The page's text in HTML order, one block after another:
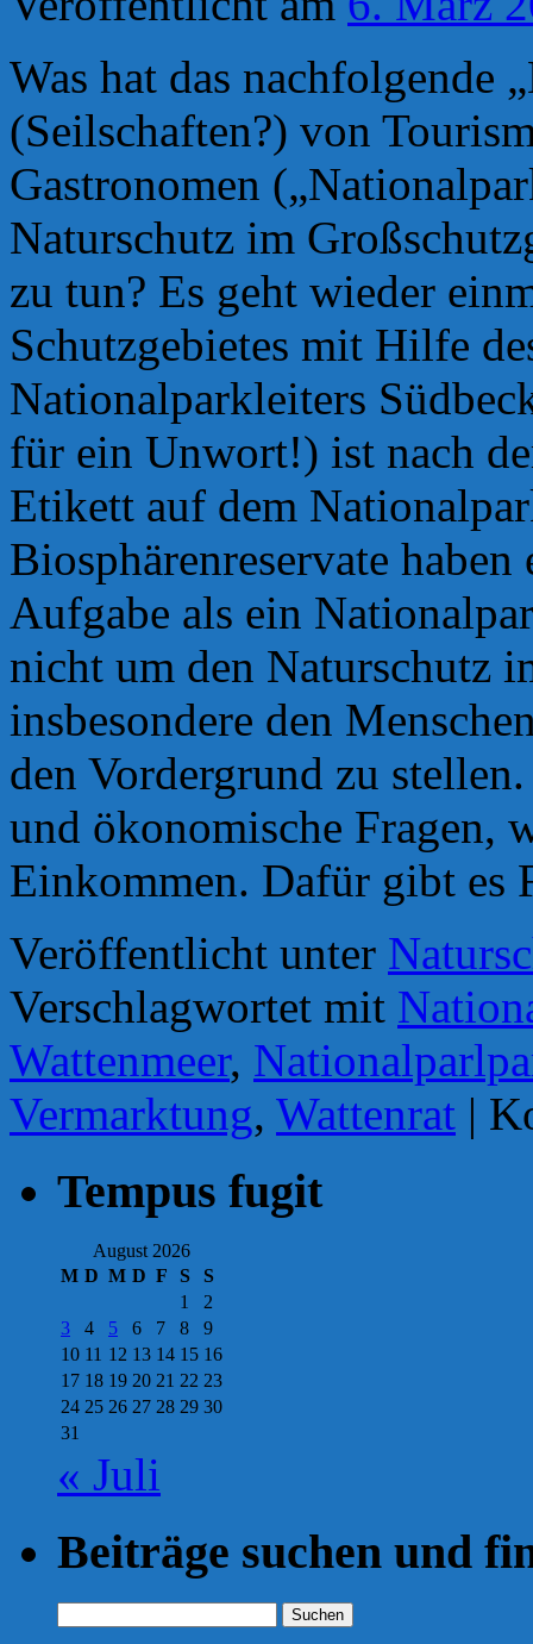
Was hat das nachfolgende
(Seilschaften?) von
Gastronomen
Naturschutz im
zu tun? Es geht wieder
Schutzgebietes mit Hilfe
Nationalparkleiters
für ein Unwort!) ist nach
Etikett auf dem
Biosphärenreservate
Aufgabe als ein
nicht um den Naturschutz
insbesondere den
den Vordergrund zu
und ökonomische Fragen,
Einkommen. Dafür gibt es
Veröffentlicht unter
Verschlagwortet mit
Wattenmeer,
Vermarktung, Wattenrat |
Tempus fugit
August 2026
M D M D F S
S
1
2
3
4 5 6 7 8
9
10 11 12 13 14 15 16
17 18 19 20 21 22 23
24 25 26 27 28 29 30
31
« Juli
Beiträge suchen und
nach: